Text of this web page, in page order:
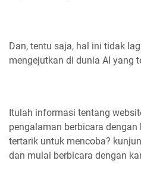
Dan, tentu saja, hal ini tidak
mengejutkan di dunia AI yang
Itulah informasi tentang
pengalaman berbicara dengan
tertarik untuk mencoba?
dan mulai berbicara dengan